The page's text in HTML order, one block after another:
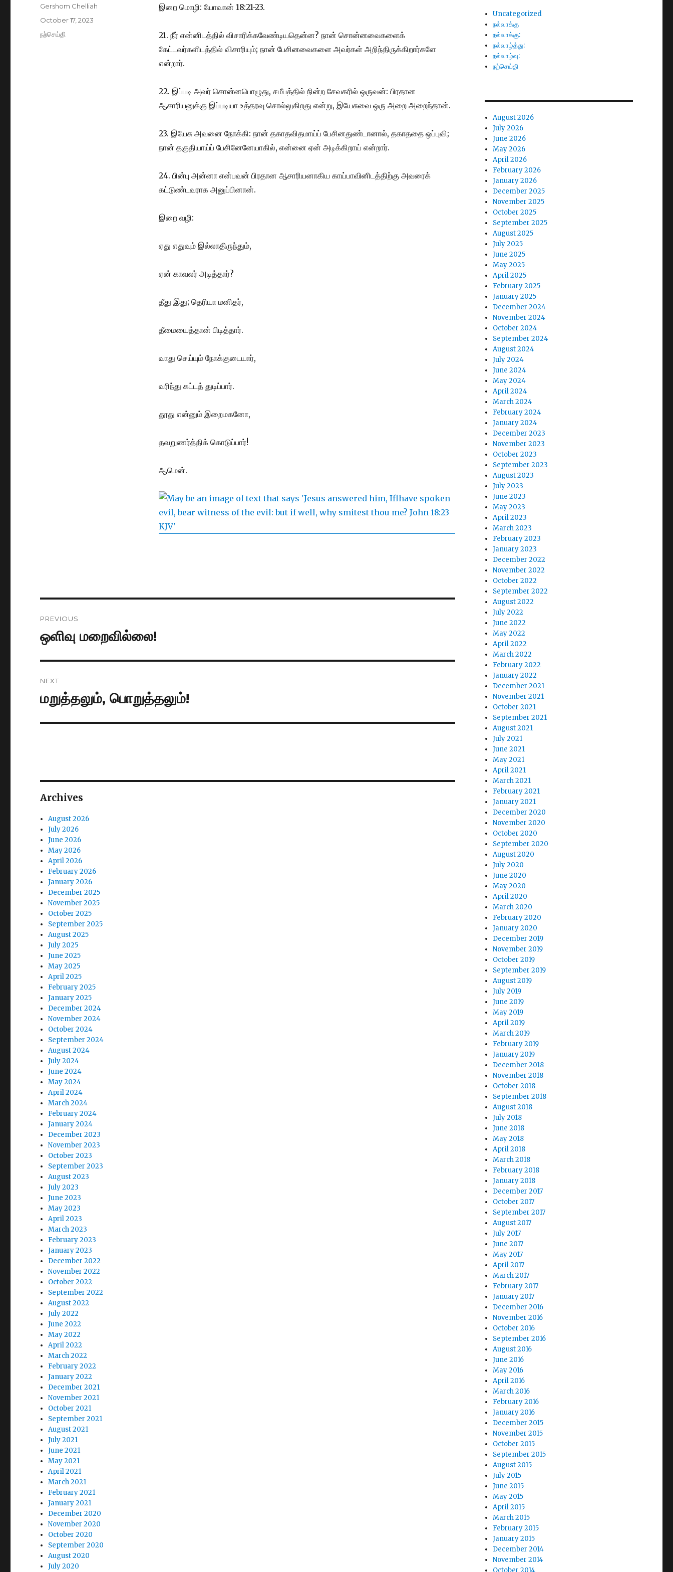
இறை மொழி: யோவான் 18:21-23.
21. நீர் என்னிடத்தில் விசாரிக்கவேண்டியதென்ன? நான் சொன்னவைகளைக்
கேட்டவர்களிடத்தில் விசாரியும்; நான் பேசினவைகளை அவர்கள் அறிந்திருக்கிறார்களே
என்றார்.
22. இப்படி அவர் சொன்னபொழுது, சமீபத்தில் நின்ற சேவகரில் ஒருவன்: பிரதான
ஆசாரியனுக்கு இப்படியா உத்தரவு சொல்லுகிறது என்று, இயேசுவை ஒரு அறை அறைந்தான்.
23. இயேசு அவனை நோக்கி: நான் தகாதவிதமாய்ப் பேசினதுண்டானால், தகாததை ஒப்புவி;
நான் தகுதியாய்ப் பேசினேனேயாகில், என்னை ஏன் அடிக்கிறாய் என்றார்.
24. பின்பு அன்னா என்பவன் பிரதான ஆசாரியனாகிய காய்பாவினிடத்திற்கு அவரைக்
கட்டுண்டவராக அனுப்பினான்.
இறை வழி:
ஏது எதுவும் இல்லாதிருந்தும்,
ஏன் காவலர் அடித்தார்?
தீது இது; தெரியா மனிதர்,
தீமையைத்தான் பிடித்தார்.
வாது செய்யும் நோக்குடையார்,
வரிந்து கட்டத் துடிப்பார்.
தூது என்னும் இறைமகனோ,
தவறுணர்த்திக் கொடுப்பார்!
ஆமென்.
Author
Gershom Chelliah
Posted
on
October 17, 2023
Categories
நற்செய்தி
navigation
PREVIOUS
Previous
post:
ஒளிவு மறைவில்லை!
NEXT
Next
post:
மறுத்தலும், பொறுத்தலும்!
Archives
August 2026
July 2026
June 2026
May 2026
April 2026
February 2026
January 2026
December 2025
November 2025
October 2025
September 2025
August 2025
July 2025
June 2025
May 2025
April 2025
February 2025
January 2025
December 2024
November 2024
October 2024
September 2024
August 2024
July 2024
June 2024
May 2024
April 2024
March 2024
February 2024
January 2024
December 2023
November 2023
October 2023
September 2023
August 2023
July 2023
June 2023
May 2023
April 2023
March 2023
February 2023
January 2023
December 2022
November 2022
October 2022
September 2022
August 2022
July 2022
June 2022
May 2022
April 2022
March 2022
February 2022
January 2022
December 2021
November 2021
October 2021
September 2021
August 2021
July 2021
June 2021
May 2021
April 2021
March 2021
February 2021
January 2021
December 2020
November 2020
October 2020
September 2020
August 2020
July 2020
Uncategorized
நல்வாக்கு
நல்வாக்கு:
நல்வாழ்த்து:
நல்வாழ்வு:
நற்செய்தி
August 2026
July 2026
June 2026
May 2026
April 2026
February 2026
January 2026
December 2025
November 2025
October 2025
September 2025
August 2025
July 2025
June 2025
May 2025
April 2025
February 2025
January 2025
December 2024
November 2024
October 2024
September 2024
August 2024
July 2024
June 2024
May 2024
April 2024
March 2024
February 2024
January 2024
December 2023
November 2023
October 2023
September 2023
August 2023
July 2023
June 2023
May 2023
April 2023
March 2023
February 2023
January 2023
December 2022
November 2022
October 2022
September 2022
August 2022
July 2022
June 2022
May 2022
April 2022
March 2022
February 2022
January 2022
December 2021
November 2021
October 2021
September 2021
August 2021
July 2021
June 2021
May 2021
April 2021
March 2021
February 2021
January 2021
December 2020
November 2020
October 2020
September 2020
August 2020
July 2020
June 2020
May 2020
April 2020
March 2020
February 2020
January 2020
December 2019
November 2019
October 2019
September 2019
August 2019
July 2019
June 2019
May 2019
April 2019
March 2019
February 2019
January 2019
December 2018
November 2018
October 2018
September 2018
August 2018
July 2018
June 2018
May 2018
April 2018
March 2018
February 2018
January 2018
December 2017
October 2017
September 2017
August 2017
July 2017
June 2017
May 2017
April 2017
March 2017
February 2017
January 2017
December 2016
November 2016
October 2016
September 2016
August 2016
June 2016
May 2016
April 2016
March 2016
February 2016
January 2016
December 2015
November 2015
October 2015
September 2015
August 2015
July 2015
June 2015
May 2015
April 2015
March 2015
February 2015
January 2015
December 2014
November 2014
October 2014